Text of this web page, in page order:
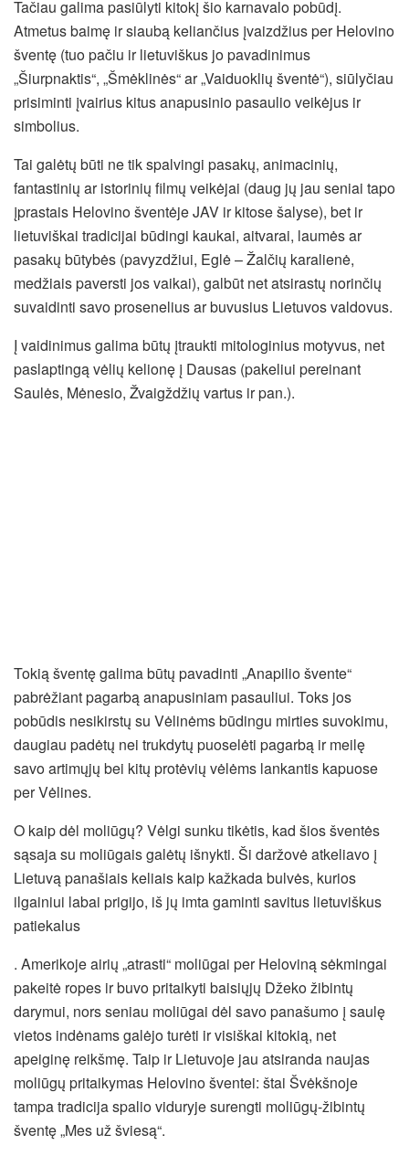
Tačiau galima pasiūlyti kitokį šio karnavalo pobūdį.
Atmetus baimę ir siaubą keliančius įvaizdžius per Helovino
šventę (tuo pačiu ir lietuviškus jo pavadinimus
„Šiurpnaktis“, „Šmėklinės“ ar „Vaiduoklių šventė“), siūlyčiau
prisiminti įvairius kitus anapusinio pasaulio veikėjus ir
simbolius.
Tai galėtų būti ne tik spalvingi pasakų, animacinių,
fantastinių ar istorinių filmų veikėjai (daug jų jau seniai tapo
įprastais Helovino šventėje JAV ir kitose šalyse), bet ir
lietuviškai tradicijai būdingi kaukai, aitvarai, laumės ar
pasakų būtybės (pavyzdžiui, Eglė – Žalčių karalienė,
medžiais paversti jos vaikai), galbūt net atsirastų norinčių
suvaidinti savo prosenelius ar buvusius Lietuvos valdovus.
Į vaidinimus galima būtų įtraukti mitologinius motyvus, net
paslaptingą vėlių kelionę į Dausas (pakeliui pereinant
Saulės, Mėnesio, Žvaigždžių vartus ir pan.).
Tokią šventę galima būtų pavadinti „Anapilio švente“
pabrėžiant pagarbą anapusiniam pasauliui. Toks jos
pobūdis nesikirstų su Vėlinėms būdingu mirties suvokimu,
daugiau padėtų nei trukdytų puoselėti pagarbą ir meilę
savo artimųjų bei kitų protėvių vėlėms lankantis kapuose
per Vėlines.
O kaip dėl moliūgų? Vėlgi sunku tikėtis, kad šios šventės
sąsaja su moliūgais galėtų išnykti. Ši daržovė atkeliavo į
Lietuvą panašiais keliais kaip kažkada bulvės, kurios
ilgainiui labai prigijo, iš jų imta gaminti savitus lietuviškus
patiekalus
. Amerikoje airių „atrasti“ moliūgai per Heloviną sėkmingai
pakeitė ropes ir buvo pritaikyti baisiųjų Džeko žibintų
darymui, nors seniau moliūgai dėl savo panašumo į saulę
vietos indėnams galėjo turėti ir visiškai kitokią, net
apeiginę reikšmę. Taip ir Lietuvoje jau atsiranda naujas
moliūgų pritaikymas Helovino šventei: štai Švėkšnoje
tampa tradicija spalio viduryje surengti moliūgų-žibintų
šventę „Mes už šviesą“.